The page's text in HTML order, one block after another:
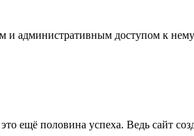
и административным доступом к
ещё половина успеха. Ведь сайт